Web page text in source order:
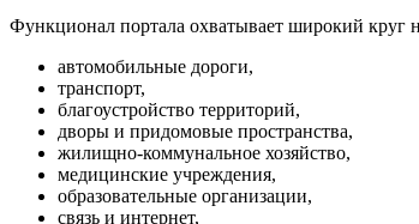
Функционал портала охватывает широкий круг
автомобильные дороги,
транспорт,
благоустройство территорий,
дворы и придомовые пространства,
жилищно-коммунальное хозяйство,
медицинские учреждения,
образовательные организации,
связь и интернет,